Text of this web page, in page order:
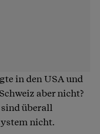
in den USA und
aber nicht?
überall
nicht.